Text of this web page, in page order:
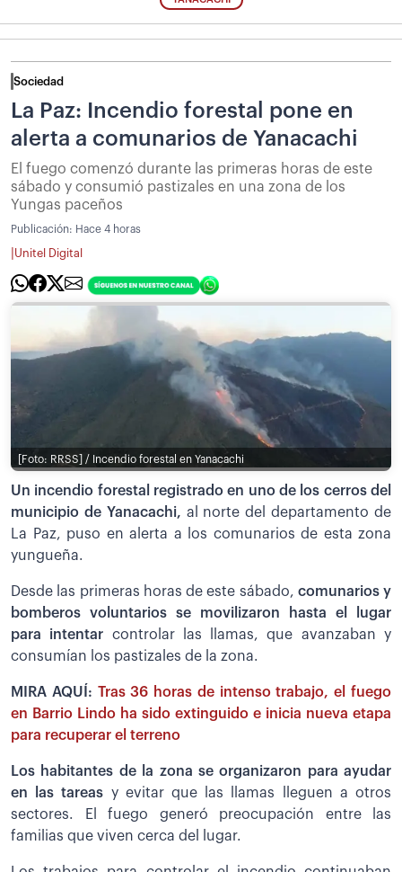
Sociedad
La Paz: Incendio forestal pone en
alerta a comunarios de Yanacachi
El fuego comenzó durante las primeras horas de este
sábado y consumió pastizales en una zona de los
Yungas paceños
Publicación: Hace 4 horas
Unitel Digital
[Foto: RRSS] / Incendio forestal en Yanacachi
Un incendio forestal registrado en uno de los cerros del
municipio de Yanacachi, al norte del departamento de
La Paz, puso en alerta a los comunarios de esta zona
yungueña.
Desde las primeras horas de este sábado, comunarios y
bomberos voluntarios se movilizaron hasta el lugar
para intentar controlar las llamas, que avanzaban y
consumían los pastizales de la zona.
MIRA AQUÍ: Tras 36 horas de intenso trabajo, el fuego
en Barrio Lindo ha sido extinguido e inicia nueva etapa
para recuperar el terreno
Los habitantes de la zona se organizaron para ayudar
en las tareas y evitar que las llamas lleguen a otros
sectores. El fuego generó preocupación entre las
familias que viven cerca del lugar.